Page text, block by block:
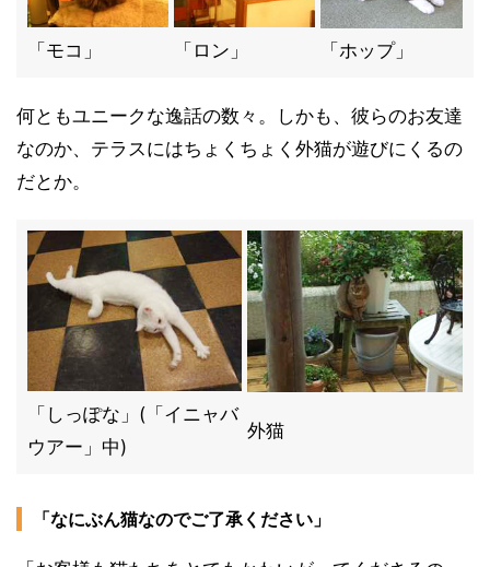
「モコ」 「ロン」 「ホップ」
何ともユニークな逸話の数々。しかも、彼らのお友達
なのか、テラスにはちょくちょく外猫が遊びにくるの
だとか。
「しっぽな」(「イニャバ
ウアー」中)
外猫
「なにぶん猫なのでご了承ください」